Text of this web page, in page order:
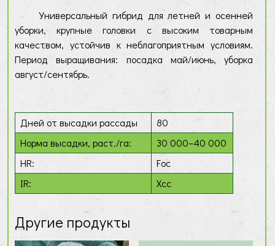
Универсальный гибрид для летней и осенней
уборки, крупные головки с высоким товарным
качеством, устойчив к неблагоприятным условиям.
Период выращивания: посадка май/июнь, уборка
август/сентябрь.
Дней от высадки рассады
80
Норма высадки, раст./га:
30 000–40 000
HR:
Foc
IR:
Xcc
Другие продукты